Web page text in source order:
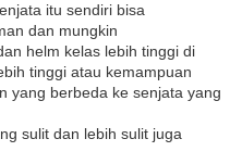
itu sendiri bisa
dan mungkin
helm kelas lebih tinggi di
tinggi atau kemampuan
yang berbeda ke senjata yang
sulit dan lebih sulit juga